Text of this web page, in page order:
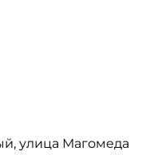
улица Магомеда